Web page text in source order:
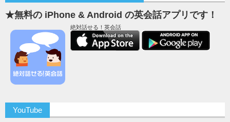
★無料の iPhone & Android の英会話アプリです！
絶対話せる！英会話
YouTube